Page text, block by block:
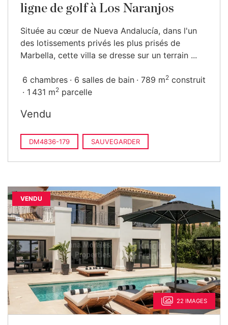
ligne de golf à Los Naranjos
Située au cœur de Nueva Andalucía, dans l'un
des lotissements privés les plus prisés de
Marbella, cette villa se dresse sur un terrain ...
6 chambres 6 salles de bain 789 m2 construit
1 431 m2 parcelle
Vendu
DM4836-179 SAUVEGARDER
VENDU
22 IMAGES